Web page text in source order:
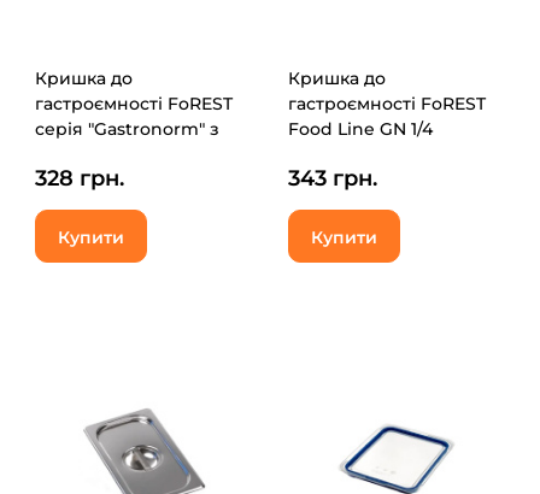
Кришка до
гастроємності FoREST
серія "Gastronorm" з
530x325 мм (241100)
328 грн.
Купити
Кришка до
гастроємності FoREST
Food Line GN 1/4
343 грн.
Купити